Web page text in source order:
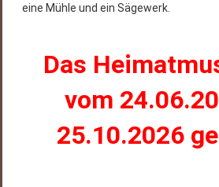
eine Mühle und ein Sägewerk.
Das
vom
25.10.2026